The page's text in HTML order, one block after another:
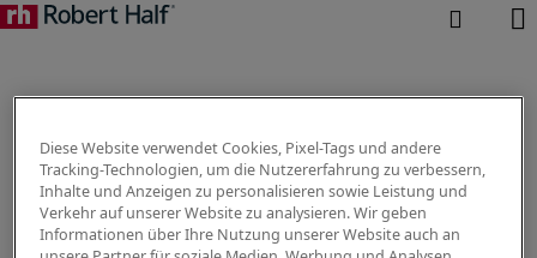
Diese Website verwendet Cookies, Pixel-Tags und andere
Tracking-Technologien, um die Nutzererfahrung zu verbessern,
Inhalte und Anzeigen zu personalisieren sowie Leistung und
Verkehr auf unserer Website zu analysieren. Wir geben
Informationen über Ihre Nutzung unserer Website auch an